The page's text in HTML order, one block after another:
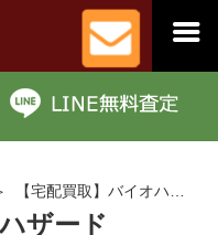
【宅配買取】バイオハザード0（biohazard 0）販促ポスター
ザード